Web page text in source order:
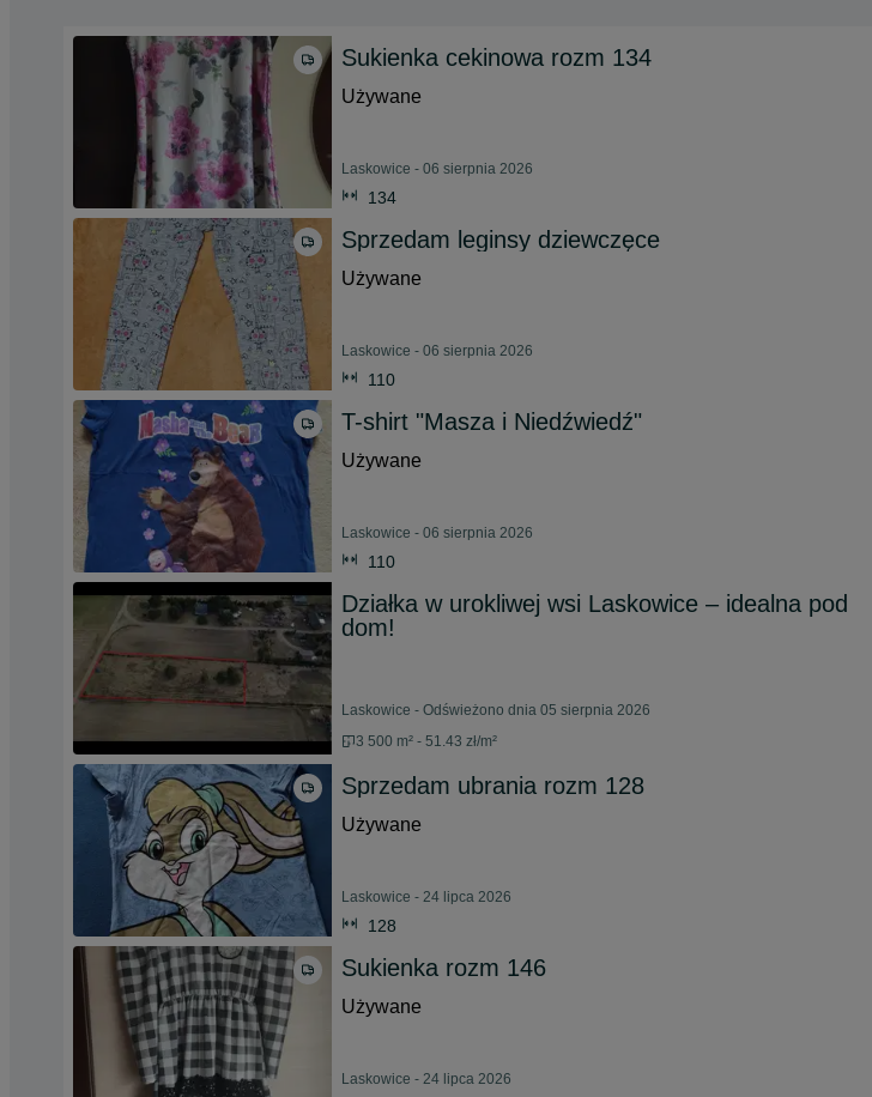
Sukienka cekinowa rozm 134
Używane
Laskowice - 06 sierpnia 2026
134
Sprzedam leginsy dziewczęce
Używane
Laskowice - 06 sierpnia 2026
110
T-shirt "Masza i Niedźwiedź"
Używane
Laskowice - 06 sierpnia 2026
110
Działka w urokliwej wsi Laskowice – idealna pod
dom!
Laskowice - Odświeżono dnia 05 sierpnia 2026
3 500 m² - 51.43 zł/m²
Sprzedam ubrania rozm 128
Używane
Laskowice - 24 lipca 2026
128
Sukienka rozm 146
Używane
Laskowice - 24 lipca 2026